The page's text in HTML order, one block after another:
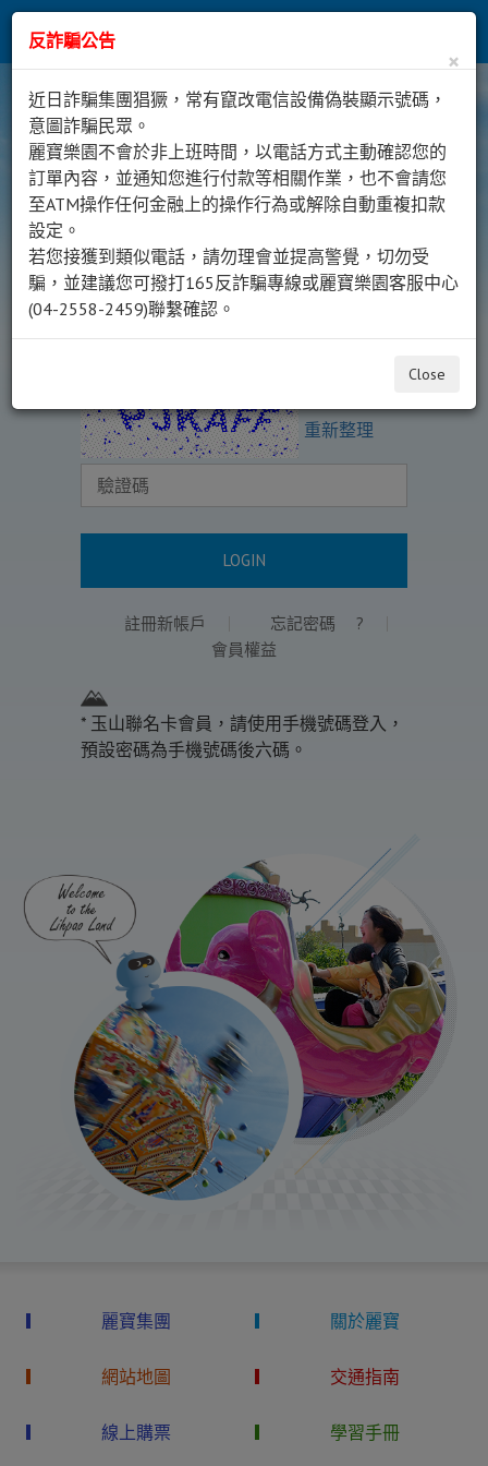
會員中心
Member Center
登入麗寶樂園
Membership login
重新整理
LOGIN
註冊新帳戶 忘記密碼
?
會員權益
* 玉山聯名卡會員，請使用手機號碼登入，
預設密碼為手機號碼後六碼。
反詐騙公告
×
近日詐騙集團猖獗，常有竄改電信設備偽裝顯示號碼，
意圖詐騙民眾。
麗寶樂園不會於非上班時間，以電話方式主動確認您的
訂單內容，並通知您進行付款等相關作業，也不會請您
至ATM操作任何金融上的操作行為或解除自動重複扣款
設定。
若您接獲到類似電話，請勿理會並提高警覺，切勿受
騙，並建議您可撥打165反詐騙專線或麗寶樂園客服中心
(04-2558-2459)聯繫確認。
Close
麗寶集團 關於麗寶
網站地圖 交通指南
線上購票 學習手冊